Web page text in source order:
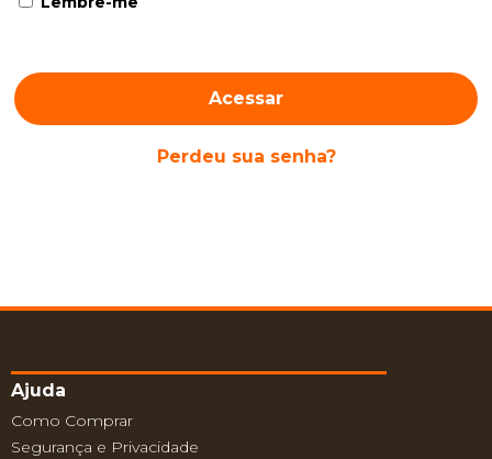
Acessar
Perdeu sua senha?
Ajuda
Como Comprar
Segurança e Privacidade